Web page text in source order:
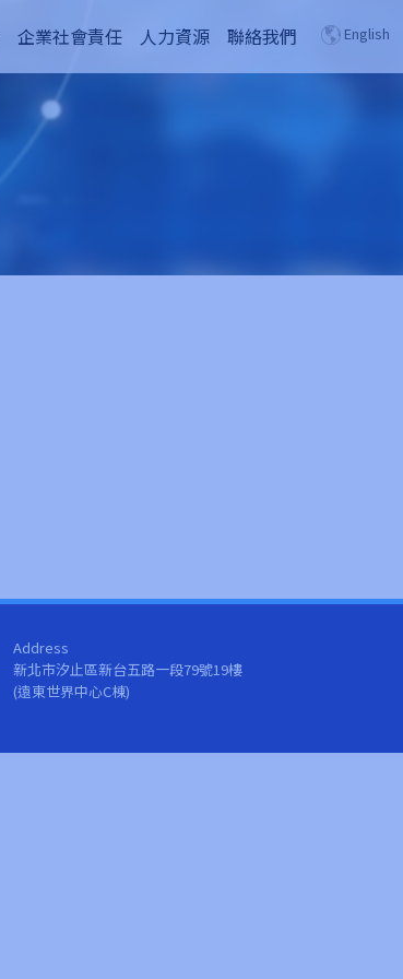
企業社會責任 人力資源 聯絡我們 English
Address
新北市汐止區新台五路一段79號19樓
(遠東世界中心C棟)